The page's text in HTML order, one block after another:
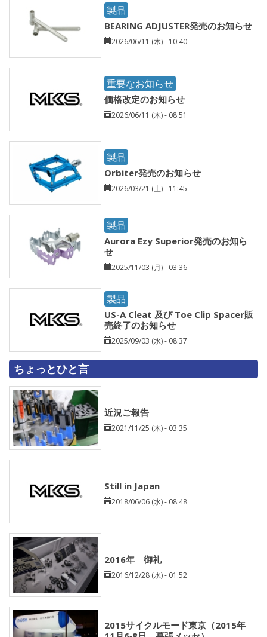
製品
BEARING ADJUSTER発売のお知らせ
2026/06/11 (木) - 10:40
重要なお知らせ
価格改定のお知らせ
2026/06/11 (木) - 08:51
製品
Orbiter発売のお知らせ
2026/03/21 (土) - 11:45
製品
Aurora Ezy Superior発売のお知ら
せ
2025/11/03 (月) - 03:36
製品
US-A Cleat 及び Toe Clip Spacer販
売終了のお知らせ
2025/09/03 (水) - 08:37
ちょっとひと言
近況ご報告
2021/11/25 (木) - 03:35
Still in Japan
2018/06/06 (水) - 08:48
2016年 御礼
2016/12/28 (水) - 01:52
2015サイクルモード東京（2015年